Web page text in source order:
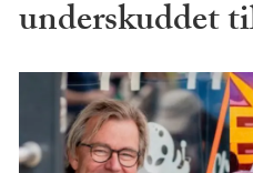
underskuddet